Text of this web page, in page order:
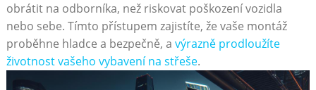
obrátit na odborníka, než riskovat ⁤poškození vozidla
nebo sebe. Tímto přístupem⁣ zajistíte, že vaše montáž
proběhne hladce a bezpečně, a výrazně prodloužíte
životnost ⁤vašeho vybavení na‍ střeše.